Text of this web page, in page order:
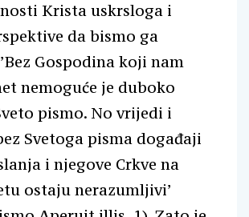
Krista uskrsloga i
da bismo ga
Gospodina koji nam
nemoguće je duboko
pismo. No vrijedi i
Svetoga pisma događaji
i njegove Crkve na
ostaju nerazumljivi’